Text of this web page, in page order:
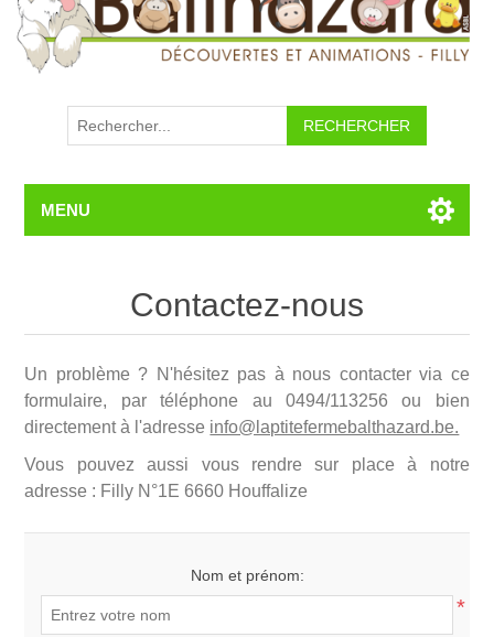
RECHERCHER
MENU
Contactez-nous
Un problème ? N'hésitez pas à nous contacter via ce
formulaire, par téléphone au 0494/113256 ou bien
directement à l'adresse info@laptitefermebalthazard.be.
Vous pouvez aussi vous rendre sur place à notre
adresse : Filly N°1E 6660 Houffalize
Nom et prénom:
*